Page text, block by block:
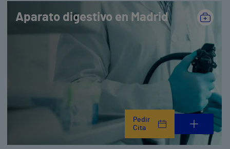
Aparato digestivo en Madrid
Pedir
Cita